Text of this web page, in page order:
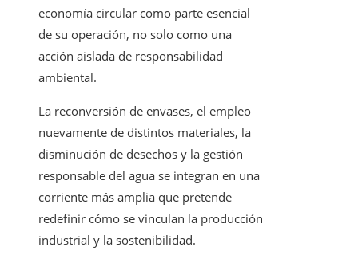
economía circular como parte esencial
de su operación, no solo como una
acción aislada de responsabilidad
ambiental.
La reconversión de envases, el empleo
nuevamente de distintos materiales, la
disminución de desechos y la gestión
responsable del agua se integran en una
corriente más amplia que pretende
redefinir cómo se vinculan la producción
industrial y la sostenibilidad.